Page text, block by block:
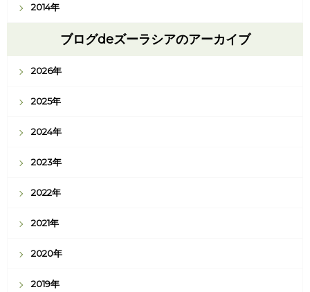
2014年
ブログdeズーラシアのアーカイブ
2026年
2025年
2024年
2023年
2022年
2021年
2020年
2019年